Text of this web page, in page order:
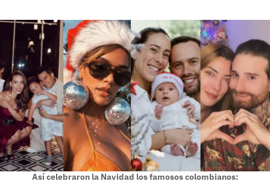
Así celebraron la Navidad los famosos colombianos: